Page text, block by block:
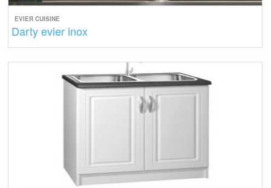
EVIER CUISINE
Darty evier inox